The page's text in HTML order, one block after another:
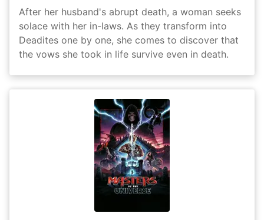
After her husband's abrupt death, a woman seeks
solace with her in-laws. As they transform into
Deadites one by one, she comes to discover that
the vows she took in life survive even in death.